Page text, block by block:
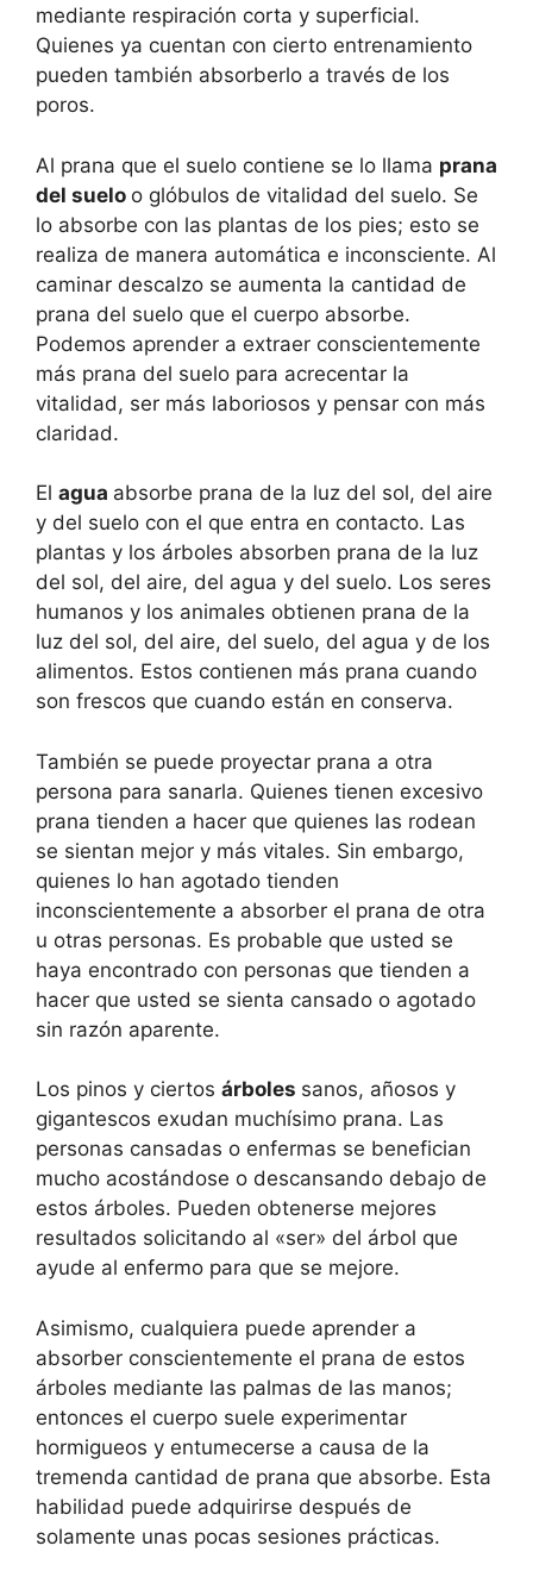
mediante respiración corta y superficial.
Quienes ya cuentan con cierto entrenamiento
pueden también absorberlo a través de los
poros.
Al prana que el suelo contiene se lo llama prana
del suelo o glóbulos de vitalidad del suelo. Se
lo absorbe con las plantas de los pies; esto se
realiza de manera automática e inconsciente. Al
caminar descalzo se aumenta la cantidad de
prana del suelo que el cuerpo absorbe.
Podemos aprender a extraer conscientemente
más prana del suelo para acrecentar la
vitalidad, ser más laboriosos y pensar con más
claridad.
El agua absorbe prana de la luz del sol, del aire
y del suelo con el que entra en contacto. Las
plantas y los árboles absorben prana de la luz
del sol, del aire, del agua y del suelo. Los seres
humanos y los animales obtienen prana de la
luz del sol, del aire, del suelo, del agua y de los
alimentos. Estos contienen más prana cuando
son frescos que cuando están en conserva.
También se puede proyectar prana a otra
persona para sanarla. Quienes tienen excesivo
prana tienden a hacer que quienes las rodean
se sientan mejor y más vitales. Sin embargo,
quienes lo han agotado tienden
inconscientemente a absorber el prana de otra
u otras personas. Es probable que usted se
haya encontrado con personas que tienden a
hacer que usted se sienta cansado o agotado
sin razón aparente.
Los pinos y ciertos árboles sanos, añosos y
gigantescos exudan muchísimo prana. Las
personas cansadas o enfermas se benefician
mucho acostándose o descansando debajo de
estos árboles. Pueden obtenerse mejores
resultados solicitando al «ser» del árbol que
ayude al enfermo para que se mejore.
Asimismo, cualquiera puede aprender a
absorber conscientemente el prana de estos
árboles mediante las palmas de las manos;
entonces el cuerpo suele experimentar
hormigueos y entumecerse a causa de la
tremenda cantidad de prana que absorbe. Esta
habilidad puede adquirirse después de
solamente unas pocas sesiones prácticas.